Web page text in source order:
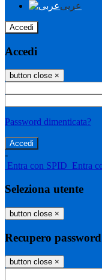
عربى
Accedi
Accedi
button close ×
Password dimenticata?
-
Entra con SPID Entra
Seleziona utente
button close ×
Recupero password
button close ×